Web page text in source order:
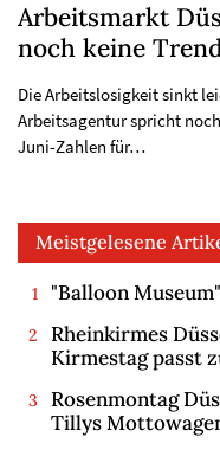
Arbeitsmarkt
noch keine
Die Arbeitslosigkeit sinkt
Arbeitsagentur spricht
Juni-Zahlen für…
Meistgelesene
"Balloon
Rheinkirmes
Kirmestag passt
Rosenmontag
Tillys